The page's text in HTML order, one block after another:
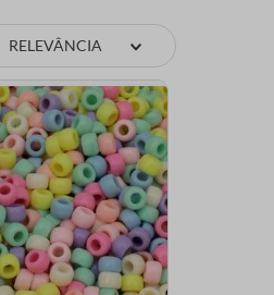
RELEVÂNCIA